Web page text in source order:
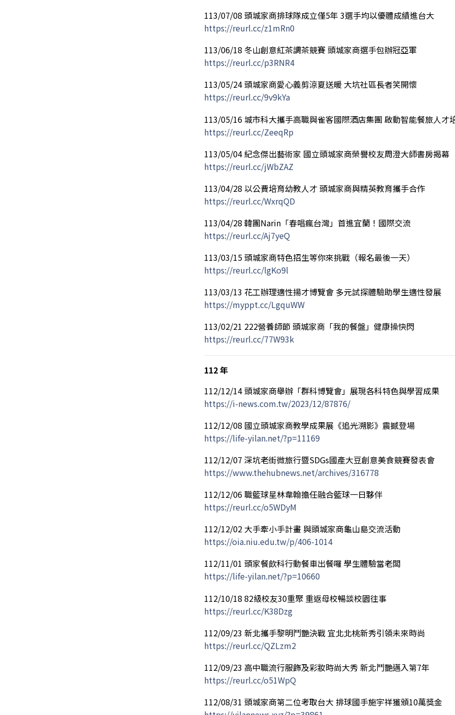
113/07/08 頭城家商排球隊成立僅5年 3選手均以優體成績進台大
https://reurl.cc/z1mRn0
113/06/18 冬山創意紅茶調茶競賽 頭城家商選手包辦冠亞軍
https://reurl.cc/p3RNR4
113/05/24 頭城家商愛心義剪涼夏送暖 大坑社區長者笑開懷
https://reurl.cc/9v9kYa
113/05/16 城市科大攜手高職與雀客國際酒店集團 啟動智能餐旅人才
https://reurl.cc/ZeeqRp
113/05/04 紀念傑出藝術家 國立頭城家商榮譽校友周澄大師書房揭幕
https://reurl.cc/jWbZAZ
113/04/28 以公費培育幼教人才 頭城家商與精英教育攜手合作
https://reurl.cc/WxrqQD
113/04/28 韓團Narin「春唱瘋台灣」首進宜蘭！國際交流
https://reurl.cc/Aj7yeQ
113/03/15 頭城家商特色招生等你來挑戰（報名最後一天）
https://reurl.cc/lgKo9l
113/03/13 花工辦理適性揚才博覽會 多元試探體驗助學生適性發展
https://myppt.cc/LgquWW
113/02/21 222營養師節 頭城家商「我的餐盤」健康操快閃
https://reurl.cc/77W93k
112 年
112/12/14 頭城家商舉辦「群科博覽會」展現各科特色與學習成果
https://i-news.com.tw/2023/12/87876/
112/12/08 國立頭城家商教學成果展《追光溯影》震撼登場
https://life-yilan.net/?p=11169
112/12/07 深坑老街微旅行暨SDGs國產大豆創意美食競賽發表會
https://www.thehubnews.net/archives/316778
112/12/06 職籃球星林韋翰擔任融合籃球一日夥伴
https://reurl.cc/o5WDyM
112/12/02 大手牽小手計畫 與頭城家商龜山島交流活動
https://oia.niu.edu.tw/p/406-1014
112/11/01 頭家餐飲科行動餐車出餐囉 學生體驗當老闆
https://life-yilan.net/?p=10660
112/10/18 82級校友30重聚 重返母校暢談校園往事
https://reurl.cc/K38Dzg
112/09/23 新北攜手黎明鬥艷決戰 宜北北桃新秀引領未來時尚
https://reurl.cc/QZLzm2
112/09/23 高中職流行服飾及彩妝時尚大秀 新北鬥艷邁入第7年
https://reurl.cc/o51WpQ
112/08/31 頭城家商第二位考取台大 排球國手施宇祥獲頒10萬獎金